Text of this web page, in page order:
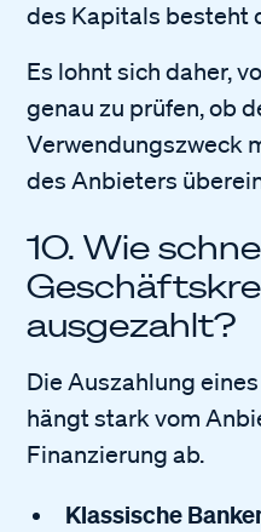
des Kapitals besteht
Es lohnt sich daher,
genau zu prüfen, ob
Verwendungszweck
des Anbieters
10. Wie
ausgezahlt?
Die Auszahlung
hängt stark vom
Finanzierung ab.
Klassische